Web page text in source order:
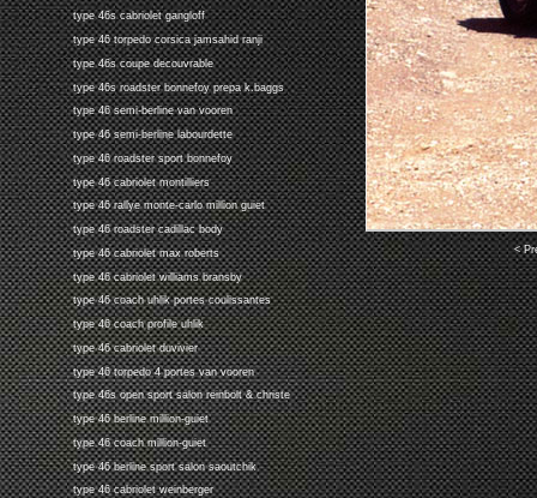
type 46s cabriolet gangloff
type 46 torpedo corsica jamsahid ranji
type 46s coupe decouvrable
type 46s roadster bonnefoy prepa k.baggs
type 46 semi-berline van vooren
type 46 semi-berline labourdette
type 46 roadster sport bonnefoy
type 46 cabriolet montilliers
type 46 rallye monte-carlo million guiet
type 46 roadster cadillac body
type 46 cabriolet max roberts
type 46 cabriolet williams bransby
type 46 coach uhlik portes coulissantes
type 46 coach profile uhlik
type 46 cabriolet duvivier
type 46 torpedo 4 portes van vooren
type 46s open sport salon reinbolt & christe
type 46 berline million-guiet
type 46 coach million-guiet
type 46 berline sport salon saoutchik
type 46 cabriolet weinberger
<